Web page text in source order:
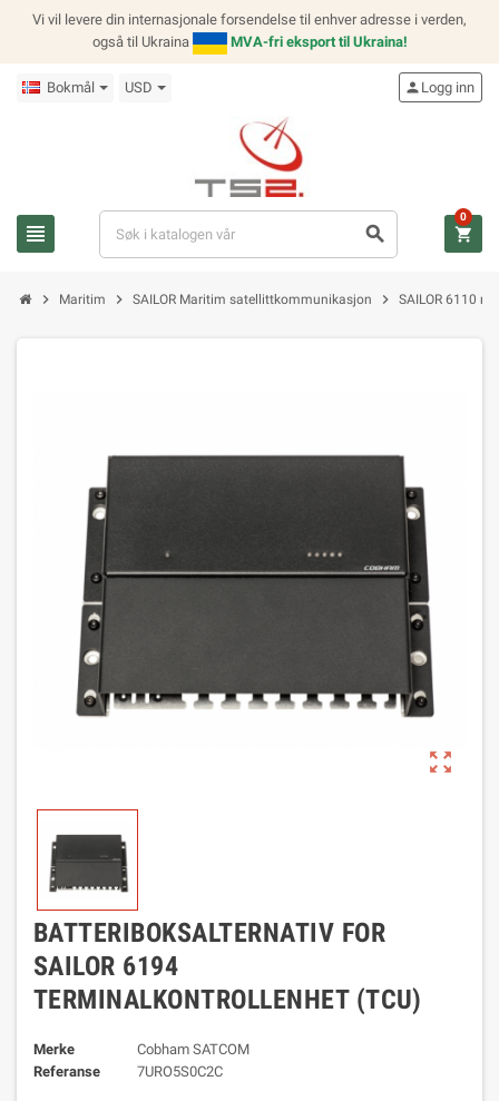
Vi vil levere din internasjonale forsendelse til enhver adresse i verden,
også til Ukraina
MVA-fri eksport til Ukraina!
Bokmål USD
view_headline search
person Logg inn
shopping_cart
0
chevron_right Maritim chevron_right SAILOR Maritim satellittkommunikasjon chevron_right SAILOR 6110
zoom_out_map
BATTERIBOKSALTERNATIV FOR
SAILOR 6194
TERMINALKONTROLLENHET (TCU)
Merke
Cobham SATCOM
Referanse
7URO5S0C2C